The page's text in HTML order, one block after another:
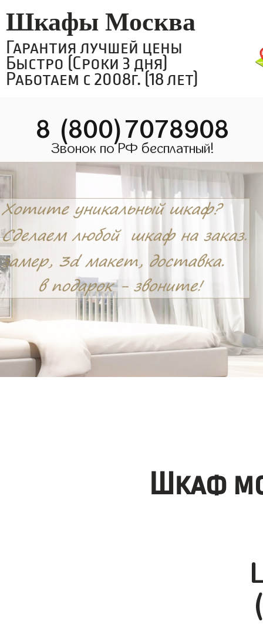
Шкафы Москва
Гарантия лучшей цены
Быстро (Сроки 3 дня)
Работаем с 2008г. (18 лет)
8 (800)7078908
Звонок по РФ бесплатный!
Шкаф